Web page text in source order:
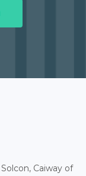
Caiway of